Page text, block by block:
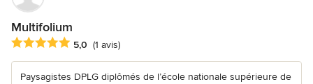
Multifolium
Note moyenne : 5 étoiles sur 5
5,0 (1 avis)
Paysagistes DPLG diplômés de l’école nationale supérieure de